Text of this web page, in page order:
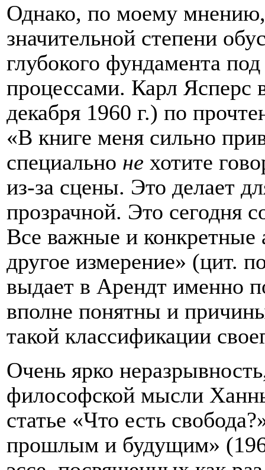
Однако, по моему
значительной степени
глубокого фундамента
процессами. Карл Ясперс
декабря 1960 г.) по
«В книге меня сильно
специально не хотите
из-за сцены. Это делает
прозрачной. Это сегодня
Все важные и конкретные
другое измерение» (цит.
выдает в Арендт именно
вполне понятны и
такой классификации
Очень ярко
философской мысли
статье «Что есть
прошлым и будущим»